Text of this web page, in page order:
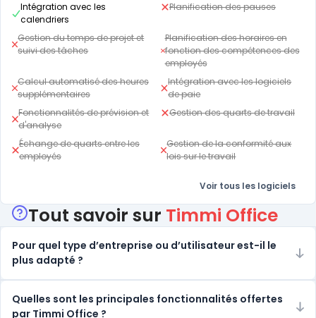
Intégration avec les
calendriers
Planification des pauses
Gestion du temps de projet et
suivi des tâches
Planification des horaires en
fonction des compétences des
employés
Calcul automatisé des heures
supplémentaires
Intégration avec les logiciels
de paie
Fonctionnalités de prévision et
d'analyse
Gestion des quarts de travail
Échange de quarts entre les
employés
Gestion de la conformité aux
lois sur le travail
Voir tous les logiciels
Tout savoir sur Timmi Office
Pour quel type d’entreprise ou d’utilisateur est-il le
plus adapté ?
Quelles sont les principales fonctionnalités offertes
par Timmi Office ?